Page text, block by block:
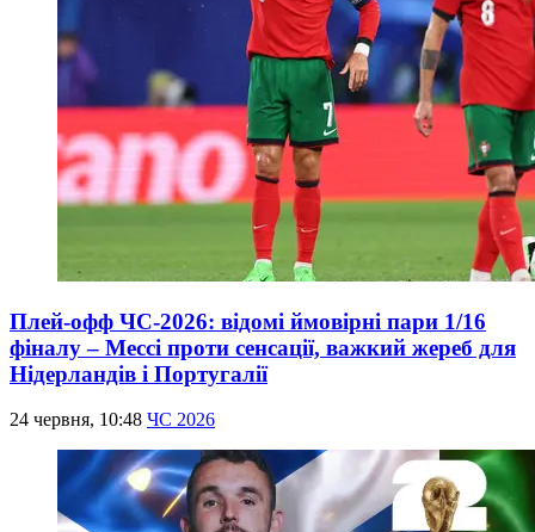
Плей-офф ЧС-2026: відомі ймовірні пари 1/16
фіналу – Мессі проти сенсації, важкий жереб для
Нідерландів і Португалії
24 червня, 10:48 ЧС 2026